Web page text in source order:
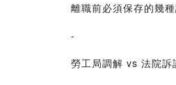
離職前必須保存的幾
-
勞工局調解 vs 法院訴